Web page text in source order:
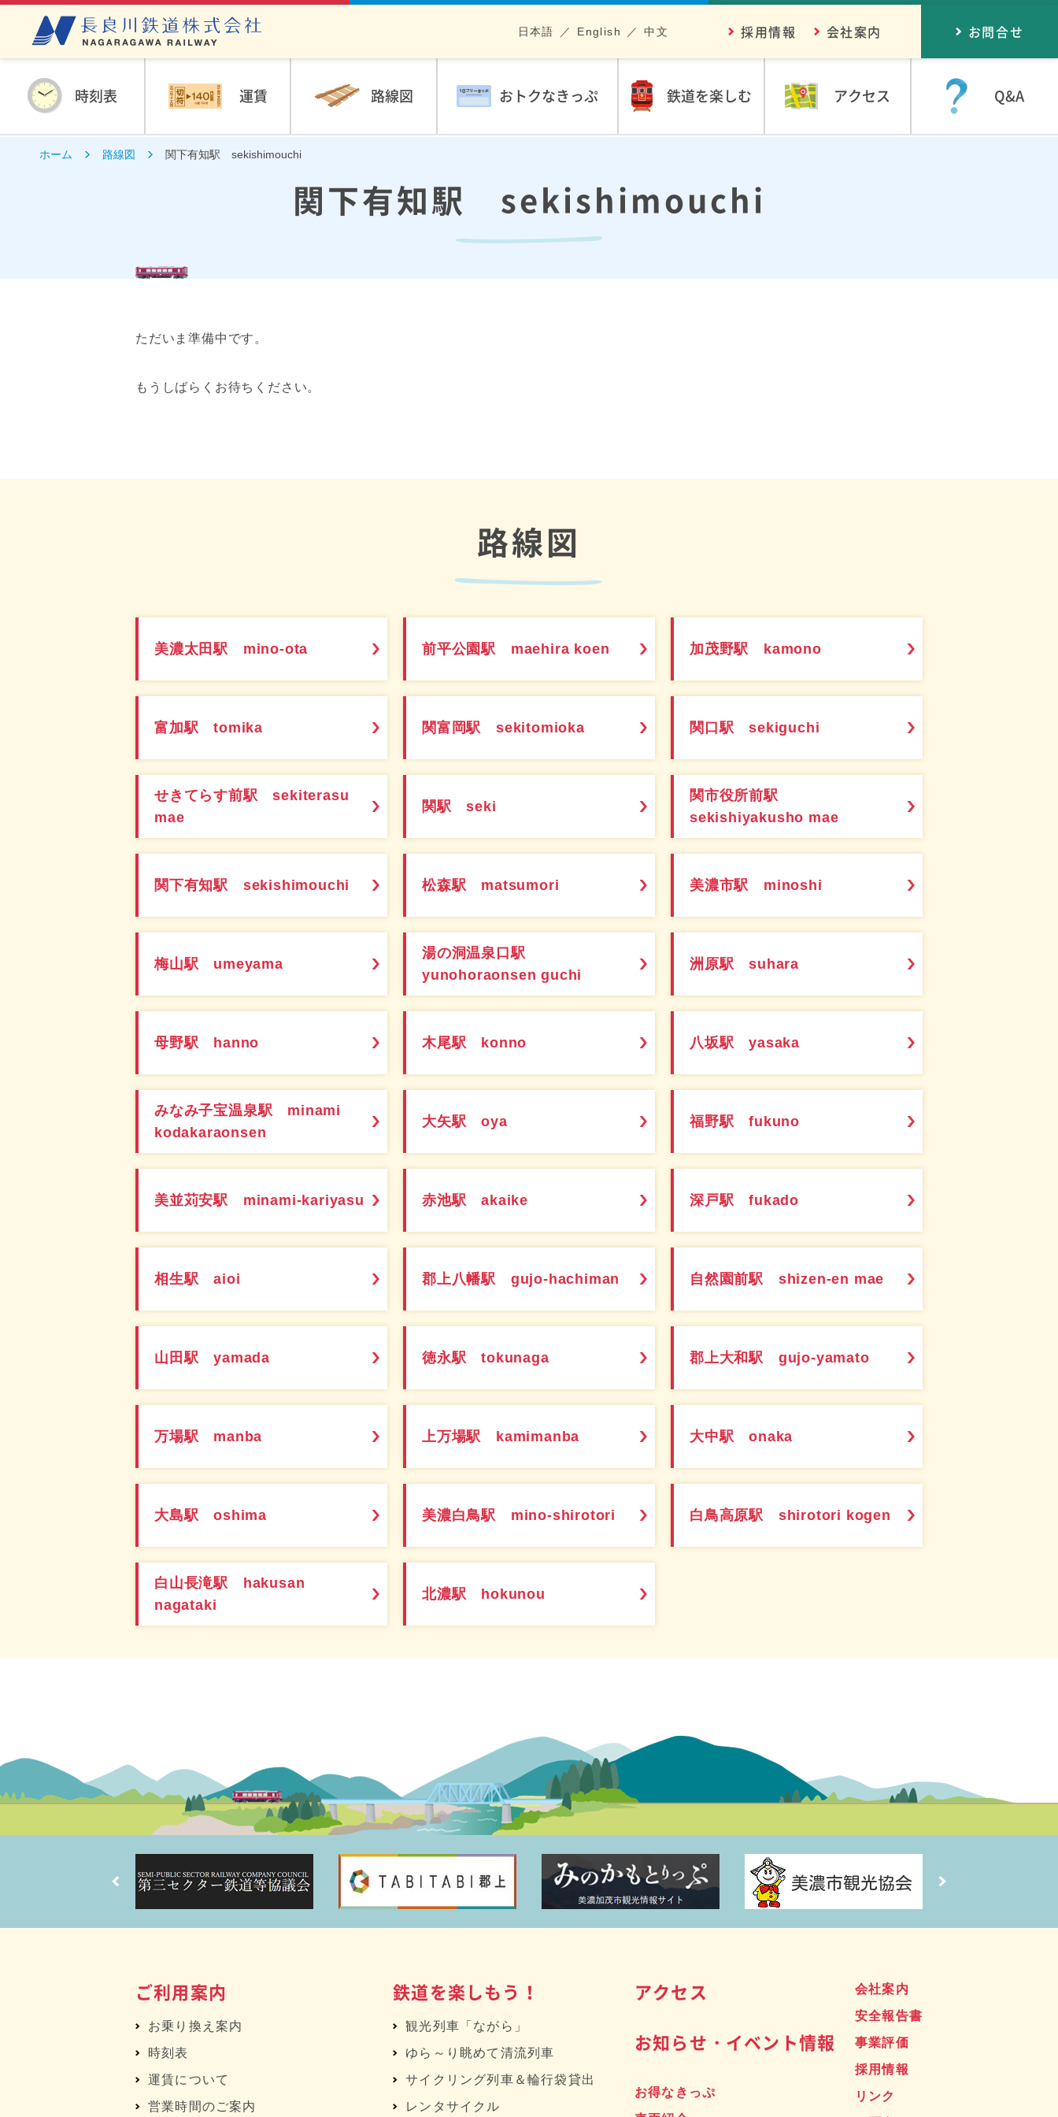
時刻表 運賃 路線図 おトクなきっぷ 鉄道を楽しむ アクセス Q&A
採用情報 会社案内
日本語 English 中文 お問合せ
ホーム 路線図 関下有知駅 sekishimouchi
関下有知駅 sekishimouchi
ただいま準備中です。
もうしばらくお待ちください。
路線図
美濃太田駅 mino-ota 前平公園駅 maehira koen 加茂野駅 kamono
富加駅 tomika 関富岡駅 sekitomioka 関口駅 sekiguchi
せきてらす前駅 sekiterasu
mae
関駅 seki
関市役所前駅
sekishiyakusho mae
関下有知駅 sekishimouchi 松森駅 matsumori 美濃市駅 minoshi
梅山駅 umeyama
湯の洞温泉口駅
yunohoraonsen guchi
洲原駅 suhara
母野駅 hanno 木尾駅 konno 八坂駅 yasaka
みなみ子宝温泉駅 minami
kodakaraonsen
大矢駅 oya 福野駅 fukuno
美並苅安駅 minami-kariyasu 赤池駅 akaike 深戸駅 fukado
相生駅 aioi 郡上八幡駅 gujo-hachiman 自然園前駅 shizen-en mae
山田駅 yamada 徳永駅 tokunaga 郡上大和駅 gujo-yamato
万場駅 manba 上万場駅 kamimanba 大中駅 onaka
大島駅 oshima 美濃白鳥駅 mino-shirotori 白鳥高原駅 shirotori kogen
白山長滝駅 hakusan
nagataki
北濃駅 hokunou
ご利用案内
お乗り換え案内
時刻表
運賃について
営業時間のご案内
鉄道を楽しもう！
観光列車「ながら」
ゆら～り眺めて清流列車
サイクリング列車＆輪行袋貸出
レンタサイクル
アクセス
お知らせ・イベント情報
お得なきっぷ
会社案内
安全報告書
事業評価
採用情報
リンク